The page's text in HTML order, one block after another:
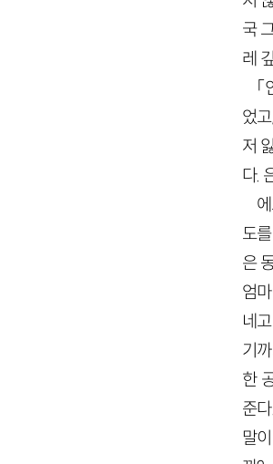
국
레
었
저
다.
도
은
엄
네
기
한
준
말